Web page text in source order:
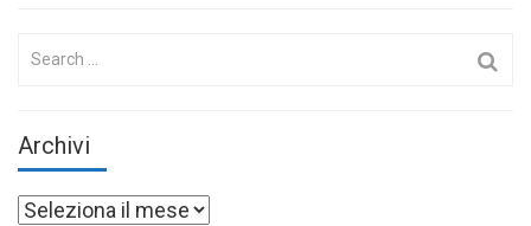
Search
Archivi
Archivi